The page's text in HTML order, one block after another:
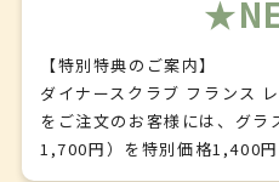
・前菜
・魚料理
【特別特典のご案内】
ダイナースクラブ フランス
をご注文のお客様には、グラ
1,700円）を特別価格1,400円